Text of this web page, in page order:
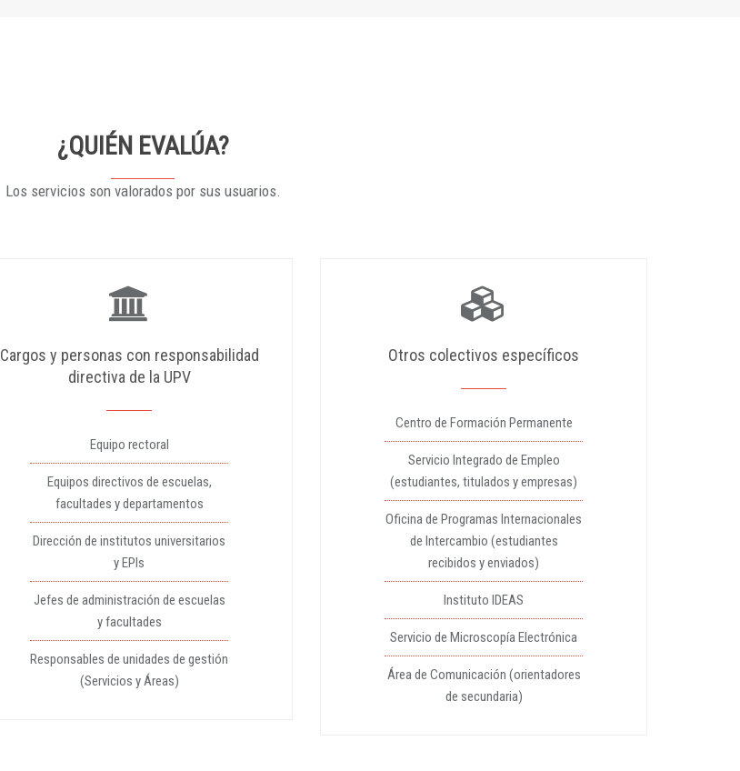
¿QUIÉN EVALÚA?
Los servicios son valorados por sus usuarios.
Cargos y personas con responsabilidad
directiva de la UPV
Equipo rectoral
Equipos directivos de escuelas,
facultades y departamentos
Dirección de institutos universitarios
y EPIs
Jefes de administración de escuelas
y facultades
Responsables de unidades de gestión
(Servicios y Áreas)
Otros colectivos específicos
Centro de Formación Permanente
Servicio Integrado de Empleo
(estudiantes, titulados y empresas)
Oficina de Programas Internacionales
de Intercambio (estudiantes
recibidos y enviados)
Instituto IDEAS
Servicio de Microscopía Electrónica
Área de Comunicación (orientadores
de secundaria)